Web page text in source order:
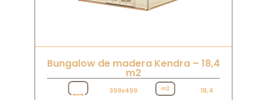
Bungalow de madera Kendra – 18,4
m2
399x499
18,4